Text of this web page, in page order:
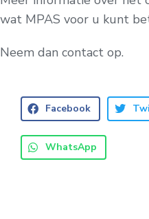
wat MPAS voor u kunt
Neem dan contact op.
Facebook
WhatsApp